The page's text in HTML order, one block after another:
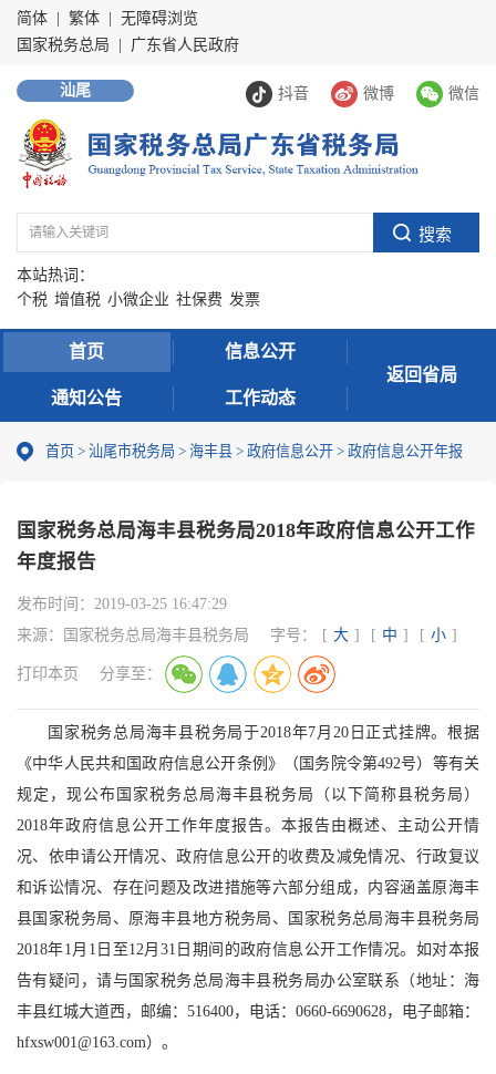
简体 繁体
无障碍浏览
国家税务总局
广东省人民政府
抖音 微博 微信
汕尾
本站热词：
个税 增值税 小微企业 社保费 发票
首页 信息公开
通知公告 工作动态
返回省局
首页 > 汕尾市税务局 > 海丰县 > 政府信息公开 > 政府信息公开年报
国家税务总局海丰县税务局2018年政府信息公开工作
年度报告
发布时间： 2019-03-25 16:47:29
来源：
国家税务总局海丰县税务局 字号： [ 大 ] [ 中 ] [ 小 ]
打印本页 分享至：
国家税务总局海丰县税务局于2018年7月20日正式挂牌。根据
《中华人民共和国政府信息公开条例》（国务院令第492号）等有关
规定，现公布国家税务总局海丰县税务局（以下简称县税务局）
2018年政府信息公开工作年度报告。本报告由概述、主动公开情
况、依申请公开情况、政府信息公开的收费及减免情况、行政复议
和诉讼情况、存在问题及改进措施等六部分组成，内容涵盖原海丰
县国家税务局、原海丰县地方税务局、国家税务总局海丰县税务局
2018年1月1日至12月31日期间的政府信息公开工作情况。如对本报
告有疑问，请与国家税务总局海丰县税务局办公室联系（地址：海
丰县红城大道西，邮编：516400，电话：0660-6690628，电子邮箱：
hfxsw001@163.com）。